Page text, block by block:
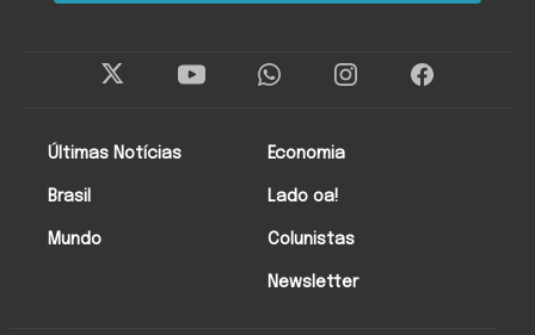
Últimas Notícias
Brasil
Mundo
Economia
Lado oa!
Colunistas
Newsletter